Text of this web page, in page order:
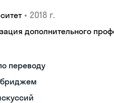
• 2018 г.
дополнительного
переводу